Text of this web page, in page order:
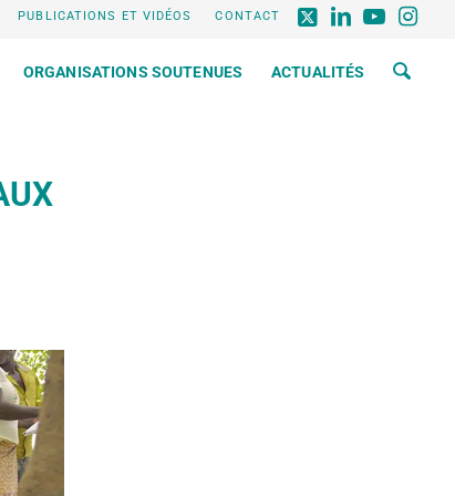
PUBLICATIONS ET VIDÉOS CONTACT
ORGANISATIONS SOUTENUES ACTUALITÉS